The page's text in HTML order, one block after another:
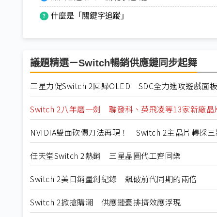
什麼是「關鍵字追蹤」
議題精選－Switch暢銷供應鏈同步起舞
三星力促Switch 2回歸OLED SDC全力進攻遊戲面板
Switch 2八年磨一劍 聯發科、英飛凌等13家新廠晶
NVIDIA雙面砍價刀法再現！ Switch 2主晶片轉採三
任天堂Switch 2熱銷 三星晶圓代工齊同樂
Switch 2美日銷量創紀錄 飆破前代同期的兩倍
Switch 2掀搶購潮 供應鏈憂排擠效應浮現